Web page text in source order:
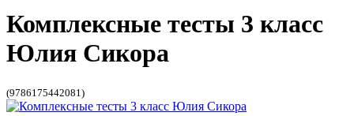
Комплексные тесты 3 класс
Юлия Сикора
(9786175442081)